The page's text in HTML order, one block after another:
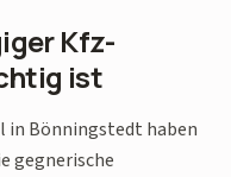
Kfz-
ist
in Bönningstedt haben
gegnerische